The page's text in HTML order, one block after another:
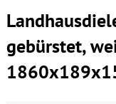
gebürstet,